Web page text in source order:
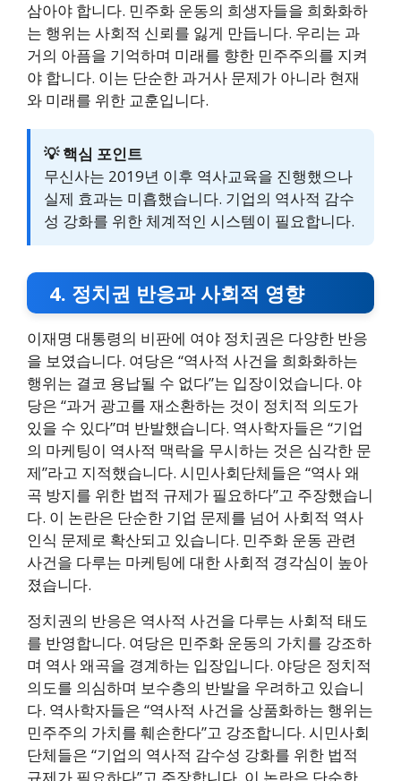
삼아야 합니다. 민주화 운동의 희생자들을 희화화하
는 행위는 사회적 신뢰를 잃게 만듭니다. 우리는 과
거의 아픔을 기억하며 미래를 향한 민주주의를 지켜
야 합니다. 이는 단순한 과거사 문제가 아니라 현재
와 미래를 위한 교훈입니다.
💡 핵심 포인트
무신사는 2019년 이후 역사교육을 진행했으나
실제 효과는 미흡했습니다. 기업의 역사적 감수
성 강화를 위한 체계적인 시스템이 필요합니다.
4. 정치권 반응과 사회적 영향
이재명 대통령의 비판에 여야 정치권은 다양한 반응
을 보였습니다. 여당은 “역사적 사건을 희화화하는
행위는 결코 용납될 수 없다”는 입장이었습니다. 야
당은 “과거 광고를 재소환하는 것이 정치적 의도가
있을 수 있다”며 반발했습니다. 역사학자들은 “기업
의 마케팅이 역사적 맥락을 무시하는 것은 심각한 문
제”라고 지적했습니다. 시민사회단체들은 “역사 왜
곡 방지를 위한 법적 규제가 필요하다”고 주장했습니
다. 이 논란은 단순한 기업 문제를 넘어 사회적 역사
인식 문제로 확산되고 있습니다. 민주화 운동 관련
사건을 다루는 마케팅에 대한 사회적 경각심이 높아
졌습니다.
정치권의 반응은 역사적 사건을 다루는 사회적 태도
를 반영합니다. 여당은 민주화 운동의 가치를 강조하
며 역사 왜곡을 경계하는 입장입니다. 야당은 정치적
의도를 의심하며 보수층의 반발을 우려하고 있습니
다. 역사학자들은 “역사적 사건을 상품화하는 행위는
민주주의 가치를 훼손한다”고 강조합니다. 시민사회
단체들은 “기업의 역사적 감수성 강화를 위한 법적